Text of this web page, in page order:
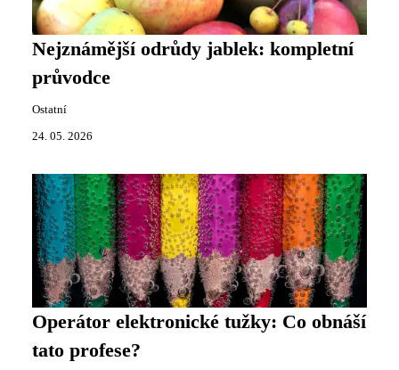
Nejznámější odrůdy jablek: kompletní
průvodce
Ostatní
24. 05. 2026
Operátor elektronické tužky: Co obnáší
tato profese?